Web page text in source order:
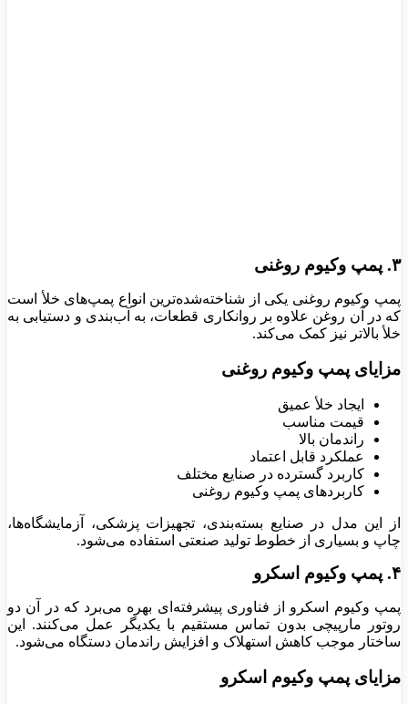
۳. پمپ وکیوم روغنی
پمپ وکیوم روغنی یکی از شناخته‌شده‌ترین انواع پمپ‌های خلأ است
که در آن روغن علاوه بر روانکاری قطعات، به آب‌بندی و دستیابی به
خلأ بالاتر نیز کمک می‌کند.
مزایای پمپ وکیوم روغنی
ایجاد خلأ عمیق
قیمت مناسب
راندمان بالا
عملکرد قابل اعتماد
کاربرد گسترده در صنایع مختلف
کاربردهای پمپ وکیوم روغنی
از این مدل در صنایع بسته‌بندی، تجهیزات پزشکی، آزمایشگاه‌ها،
چاپ و بسیاری از خطوط تولید صنعتی استفاده می‌شود.
۴. پمپ وکیوم اسکرو
پمپ وکیوم اسکرو از فناوری پیشرفته‌ای بهره می‌برد که در آن دو
روتور مارپیچی بدون تماس مستقیم با یکدیگر عمل می‌کنند. این
ساختار موجب کاهش استهلاک و افزایش راندمان دستگاه می‌شود.
مزایای پمپ وکیوم اسکرو